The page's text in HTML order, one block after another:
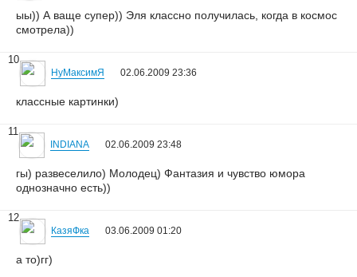
ыы)) А ваще супер)) Эля классно получилась, когда в космос
смотрела))
10
НуМаксимЯ 02.06.2009 23:36
классные картинки)
11
INDIANA 02.06.2009 23:48
гы) развеселило) Молодец) Фантазия и чувство юмора
однозначно есть))
12
КазяФка 03.06.2009 01:20
а то)гг)